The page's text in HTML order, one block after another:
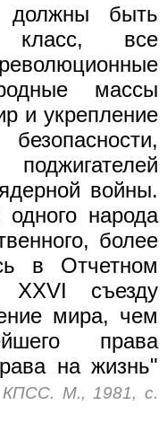
должны быть
класс, все
массы
и укрепление
войны.
народа
более
в Отчетном
съезду
мира, чем
права
на жизнь"
М., 1981, с.